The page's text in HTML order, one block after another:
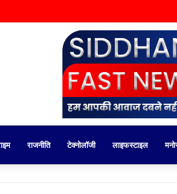
राजनीति टेक्नोलॉजी लाइफस्टाइल